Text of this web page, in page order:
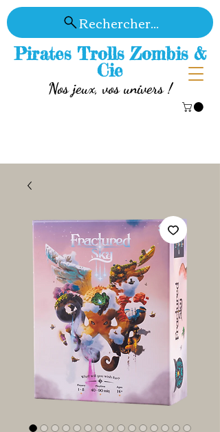
Pirates Trolls Zombis &
Cie
Nos jeux, vos univers !
Rechercher...